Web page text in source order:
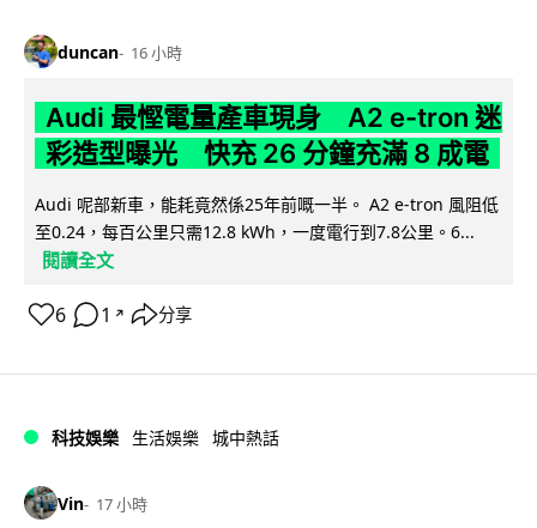
duncan 16 小時
Audi 最慳電量產車現身 A2 e-tron 迷
彩造型曝光 快充 26 分鐘充滿 8 成電
Audi 呢部新車，能耗竟然係25年前嘅一半。 A2 e-tron 風阻低
至0.24，每百公里只需12.8 kWh，一度電行到7.8公里。6...
閱讀全文
6 1 ↗ 分享
科技娛樂 生活娛樂 城中熱話
Vin 17 小時